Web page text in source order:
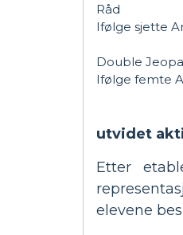
Råd
Ifølge sjette
Double
Ifølge femte
utvidet
Etter
elevene